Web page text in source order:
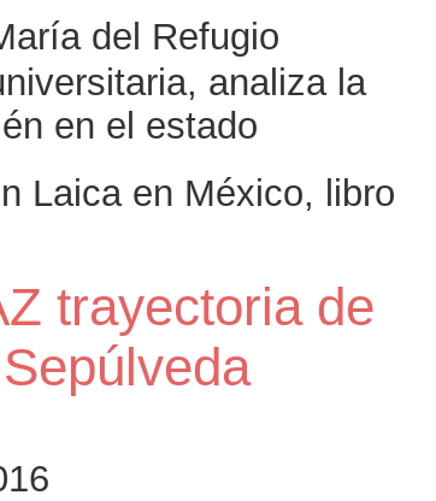
del Refugio
analiza la
en el estado
Laica en México, libro
trayectoria de